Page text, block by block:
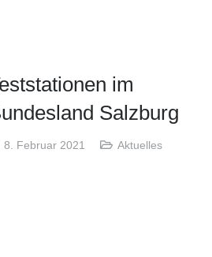
im
Salzburg
8. Februar 2021 Aktuelles